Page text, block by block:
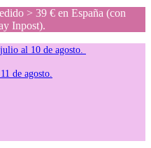
> 39 € en España (con
Inpost).
al 10 de agosto.
de agosto.